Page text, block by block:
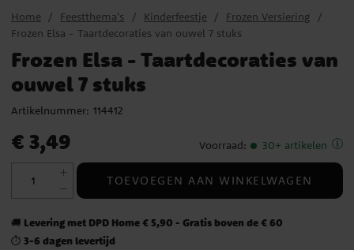
Home Feestthema's Kinderfeestje
Frozen Versiering
Frozen Elsa - Taartdecoraties van ouwel 7 stuks
Frozen Elsa - Taartdecoraties van
ouwel 7 stuks
Artikelnummer: 114412
Prijs: € 3,49
€ 3,49 Voorraad: 30+ artikelen
TOEVOEGEN AAN WINKELWAGEN
🚚 Levering met DPD Home € 5,90 - Gratis boven de € 60
⏱️ 3-6 dagen levertijd